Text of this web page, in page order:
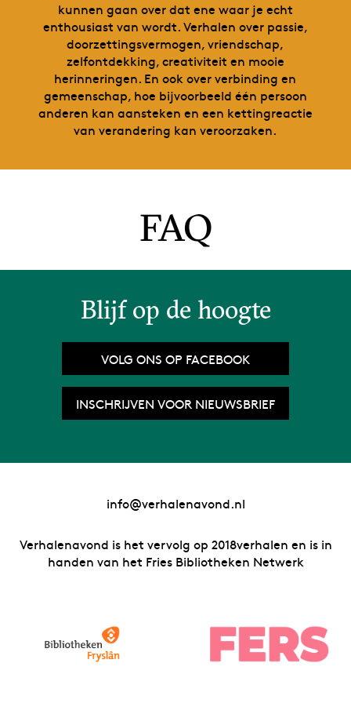
kunnen gaan over dat ene waar je echt
enthousiast van wordt. Verhalen over passie,
doorzettingsvermogen, vriendschap,
zelfontdekking, creativiteit en mooie
herinneringen. En ook over verbinding en
gemeenschap, hoe bijvoorbeeld één persoon
anderen kan aansteken en een kettingreactie
van verandering kan veroorzaken.
FAQ
Blijf op de hoogte
VOLG ONS OP FACEBOOK
INSCHRIJVEN VOOR NIEUWSBRIEF
info@verhalenavond.nl
Verhalenavond is het vervolg op 2018verhalen en is in
handen van het Fries Bibliotheken Netwerk